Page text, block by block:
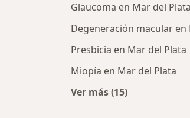
Glaucoma en Mar del Plata
Degeneración macular en
Presbicia en Mar del Plata
Miopía en Mar del Plata
Ver más (15)